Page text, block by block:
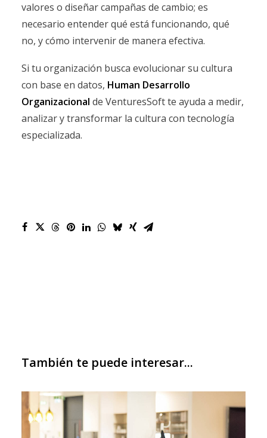
valores o diseñar campañas de cambio; es
necesario entender qué está funcionando, qué
no, y cómo intervenir de manera efectiva.
Si tu organización busca evolucionar su cultura
con base en datos, Human Desarrollo
Organizacional de VenturesSoft te ayuda a medir,
analizar y transformar la cultura con tecnología
especializada.
También te puede interesar...